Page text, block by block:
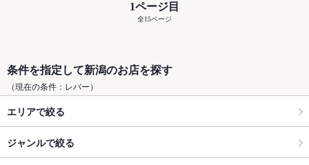
1ページ目
全15ページ
条件を指定して新潟のお店を探す
（現在の条件：レバー）
エリアで絞る
ジャンルで絞る